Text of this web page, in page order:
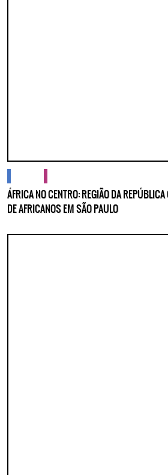
ÁFRICA NO CENTRO: REGIÃO DA
DE AFRICANOS EM SÃO PAULO